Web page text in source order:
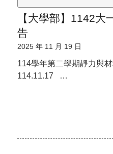
【大學部】1142大
告
2025 年 11 月 19 日
114學年第二學期靜力與
114.11.17 …